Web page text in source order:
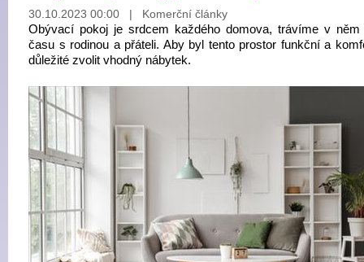
30.10.2023 00:00 | Komerční články
Obývací pokoj je srdcem každého domova, trávíme v něm
času s rodinou a přáteli. Aby byl tento prostor funkční a
důležité zvolit vhodný nábytek.